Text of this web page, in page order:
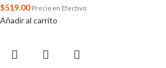
$519.00 Precio en Efectivo
Añadir al carrito